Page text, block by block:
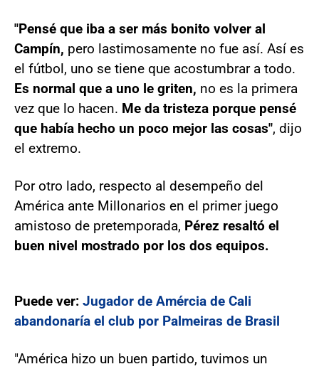
"Pensé que iba a ser más bonito volver al
Campín, pero lastimosamente no fue así. Así es
el fútbol, uno se tiene que acostumbrar a todo.
Es normal que a uno le griten, no es la primera
vez que lo hacen. Me da tristeza porque pensé
que había hecho un poco mejor las cosas", dijo
el extremo.
Por otro lado, respecto al desempeño del
América ante Millonarios en el primer juego
amistoso de pretemporada, Pérez resaltó el
buen nivel mostrado por los dos equipos.
Puede ver: Jugador de Amércia de Cali
abandonaría el club por Palmeiras de Brasil
"América hizo un buen partido, tuvimos un